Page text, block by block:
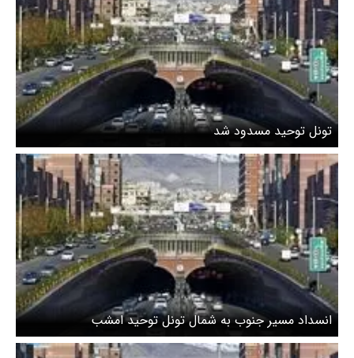
تونل توحید مسدود شد
انسداد مسیر جنوب به شمال تونل توحید امشب